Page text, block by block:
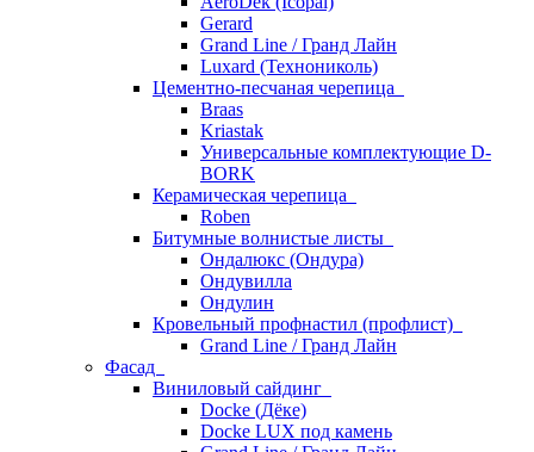
Gerard
Grand Line / Гранд Лайн
Luxard (Технониколь)
Цементно-песчаная черепица
Braas
Kriastak
Универсальные комплектующие D-
BORK
Керамическая черепица
Roben
Битумные волнистые листы
Ондалюкс (Ондура)
Ондувилла
Ондулин
Кровельный профнастил (профлист)
Grand Line / Гранд Лайн
Фасад
Виниловый сайдинг
Docke (Дёке)
Docke LUX под камень